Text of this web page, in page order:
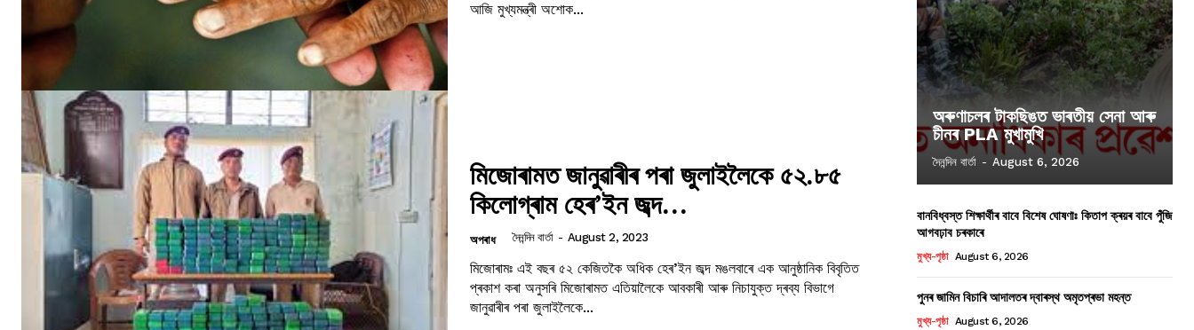
আজি মুখ্যমন্ত্ৰী অশোক...
মিজোৰামত জানুৱাৰীৰ পৰা জুলাইলৈকে ৫২.৮৫
কিলোগ্ৰাম হেৰ’ইন জব্দ…
অপৰাধ দৈনন্দিন বাৰ্তা - August 2, 2023
মিজোৰামঃ এই বছৰ ৫২ কেজিতকৈ অধিক হেৰ’ইন জব্দ মঙলবাৰে এক আনুষ্ঠানিক বিবৃতিত
প্ৰকাশ কৰা অনুসৰি মিজোৰামত এতিয়ালৈকে আবকাৰী আৰু নিচাযুক্ত দ্ৰব্য বিভাগে
জানুৱাৰীৰ পৰা জুলাইলৈকে...
অৰুণাচলৰ টাকছিঙত ভাৰতীয় সেনা আৰু
চীনৰ PLA মুখামুখি
দৈনন্দিন বাৰ্তা - August 6, 2026
বানবিধ্বস্ত শিক্ষাৰ্থীৰ বাবে বিশেষ ঘোষণাঃ কিতাপ ক্ৰয়ৰ বাবে পুঁজি
আগবঢ়াব চৰকাৰে
মুখ্য-পৃষ্ঠা August 6, 2026
পুনৰ জামিন বিচাৰি আদালতৰ দ্বাৰস্থ অমৃতপ্ৰভা মহন্ত
মুখ্য-পৃষ্ঠা August 6, 2026